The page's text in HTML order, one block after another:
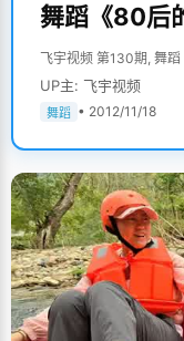
舞蹈《80后
飞宇视频 第130期, 舞
UP主: 飞宇视频
舞蹈 • 2012/11/18